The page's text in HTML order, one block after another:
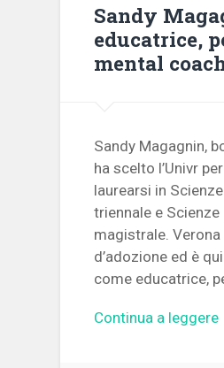
Sandy
educatrice,
mental
Sandy Magagnin,
ha scelto l’Univr
laurearsi in
triennale e
magistrale.
d’adozione ed è
come educatrice,
Continua a